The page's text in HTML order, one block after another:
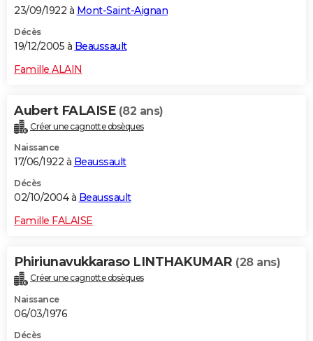
23/09/1922 à Mont-Saint-Aignan
Décès
19/12/2005 à Beaussault
Famille ALAIN
Aubert FALAISE (82 ans)
Créer une cagnotte obsèques
Naissance
17/06/1922 à Beaussault
Décès
02/10/2004 à Beaussault
Famille FALAISE
Phiriunavukkaraso LINTHAKUMAR (28 ans)
Créer une cagnotte obsèques
Naissance
06/03/1976
Décès